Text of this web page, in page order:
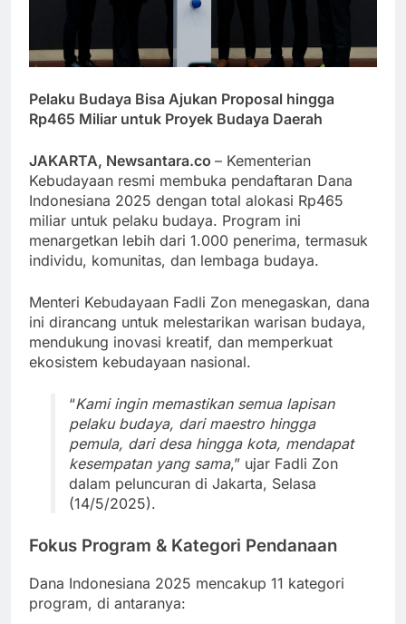
Pelaku Budaya Bisa Ajukan Proposal hingga
Rp465 Miliar untuk Proyek Budaya Daerah
JAKARTA, Newsantara.co – Kementerian
Kebudayaan resmi membuka pendaftaran Dana
Indonesiana 2025 dengan total alokasi Rp465
miliar untuk pelaku budaya. Program ini
menargetkan lebih dari 1.000 penerima, termasuk
individu, komunitas, dan lembaga budaya.
Menteri Kebudayaan Fadli Zon menegaskan, dana
ini dirancang untuk melestarikan warisan budaya,
mendukung inovasi kreatif, dan memperkuat
ekosistem kebudayaan nasional.
“Kami ingin memastikan semua lapisan
pelaku budaya, dari maestro hingga
pemula, dari desa hingga kota, mendapat
kesempatan yang sama,” ujar Fadli Zon
dalam peluncuran di Jakarta, Selasa
(14/5/2025).
Fokus Program & Kategori Pendanaan
Dana Indonesiana 2025 mencakup 11 kategori
program, di antaranya: